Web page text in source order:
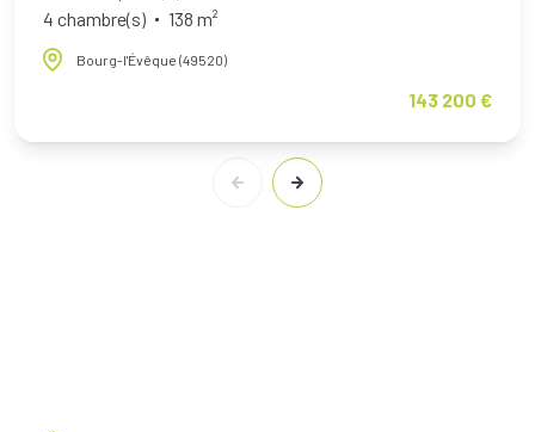
4 chambre(s)
138 m²
Bourg-l'Évêque (49520)
143 200 €